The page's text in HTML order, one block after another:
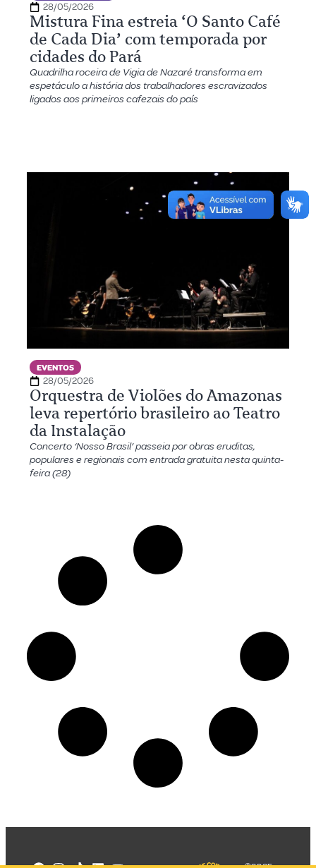
28/05/2026
Mistura Fina estreia ‘O Santo Café
de Cada Dia’ com temporada por
cidades do Pará
Quadrilha roceira de Vigia de Nazaré transforma em
espetáculo a história dos trabalhadores escravizados
ligados aos primeiros cafezais do país
EVENTOS
28/05/2026
Orquestra de Violões do Amazonas
leva repertório brasileiro ao Teatro
da Instalação
Concerto ‘Nosso Brasil’ passeia por obras eruditas,
populares e regionais com entrada gratuita nesta quinta-
feira (28)